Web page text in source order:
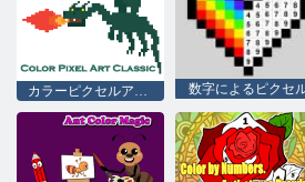
カラーピクセルアートクラシック 数字によるピクセ